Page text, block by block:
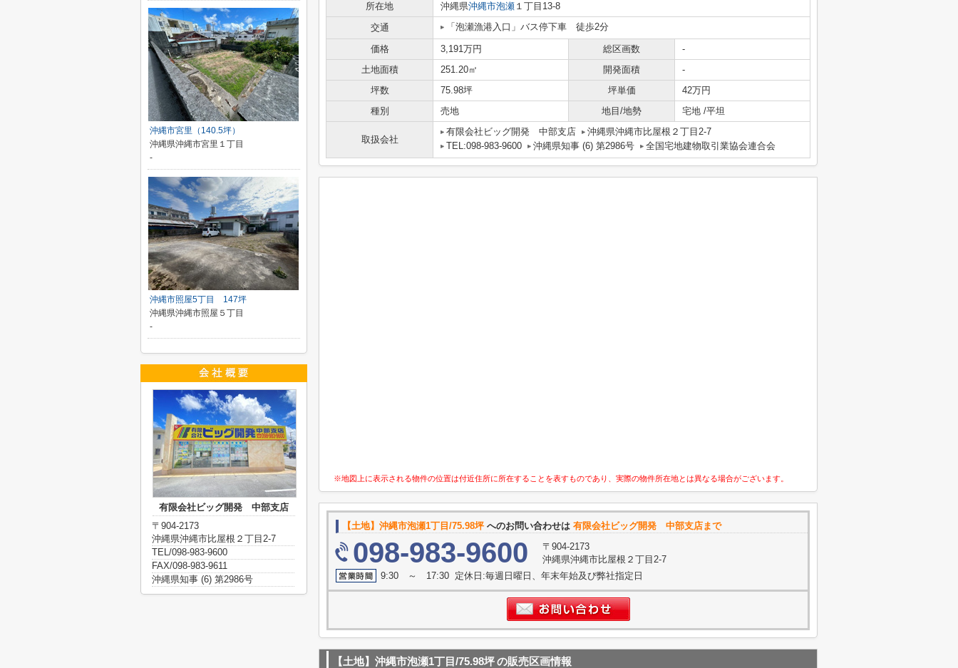
所在地 沖縄県沖縄市泡瀬 １丁目13-8
交通
「泡瀬漁港入口」バス停下車 徒歩2分
価格 3,191万円 総区画数
-
土地面積
251.20㎡ 開発面積
-
坪数
75.98坪 坪単価
42万円
種別
売地 地目/地勢 宅地 /平坦
取扱会社
有限会社ビッグ開発 中部支店
沖縄県沖縄市比屋根２丁目2-7
TEL:098-983-9600
沖縄県知事 (6) 第2986号 全国宅地建物取引業協会連合会
※地図上に表示される物件の位置は付近住所に所在することを表すものであり、実際の物件所在地とは異なる場合がございます。
【土地】沖縄市泡瀬1丁目/75.98坪へのお問い合わせは 有限会社ビッグ開発 中部支店まで
098-983-9600
〒904-2173
沖縄県沖縄市比屋根２丁目2-7
9:30 ～ 17:30 定休日:毎週日曜日、年末年始及び弊社指定日
【土地】沖縄市泡瀬1丁目/75.98坪の販売区画情報
沖縄市宮里（140.5坪）
沖縄県沖縄市宮里１丁目
-
沖縄市照屋5丁目 147坪
沖縄県沖縄市照屋５丁目
-
有限会社ビッグ開発 中部支店
〒904-2173
沖縄県沖縄市比屋根２丁目2-7
TEL/098-983-9600
FAX/098-983-9611
沖縄県知事 (6) 第2986号